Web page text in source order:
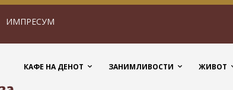
ИМПРЕСУМ
КАФЕ НА ДЕНОТ ЗАНИМЛИВОСТИ ЖИВОТ